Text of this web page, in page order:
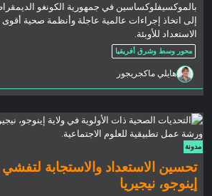
بالموكسيفلوكساسين في جمهورية الكونغو
إلى اتخاذ إجراءات عالمية عاجلة وأنظمة صحية
الاستعداد للأوبئة.
محور وسط وشرق أفريقيا
هايلي ماكجريجور
مدونة
تحسين الاستعداد والاستجابة لتفشي
إينوجو، نيجيريا